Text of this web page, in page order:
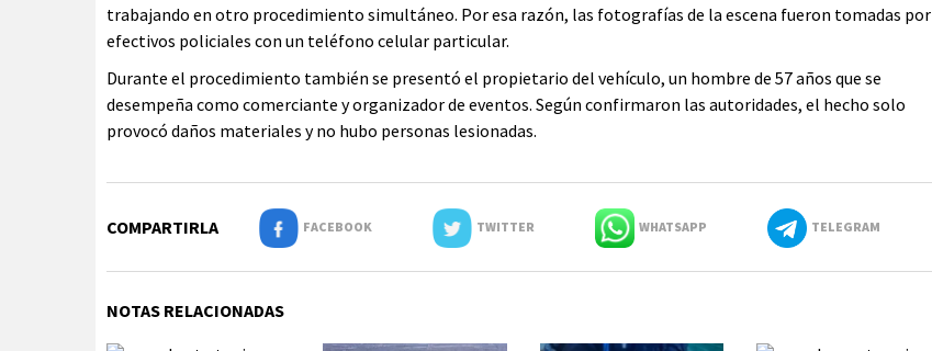
trabajando en otro procedimiento simultáneo. Por esa razón, las fotografías de la escena fueron tomadas por
efectivos policiales con un teléfono celular particular.
Durante el procedimiento también se presentó el propietario del vehículo, un hombre de 57 años que se
desempeña como comerciante y organizador de eventos. Según confirmaron las autoridades, el hecho solo
provocó daños materiales y no hubo personas lesionadas.
COMPARTIRLA FACEBOOK TWITTER WHATSAPP TELEGRAM
NOTAS RELACIONADAS